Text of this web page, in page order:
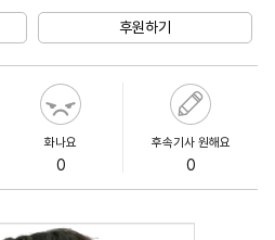
후원하기
화나요
0
후속기사 원해요
0